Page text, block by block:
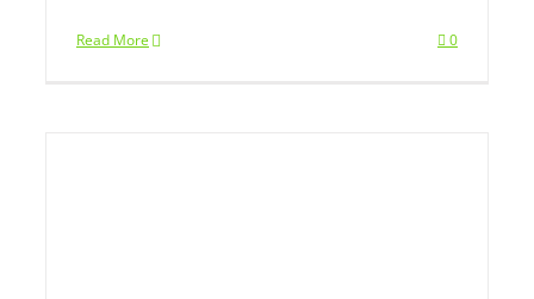
Read More 0